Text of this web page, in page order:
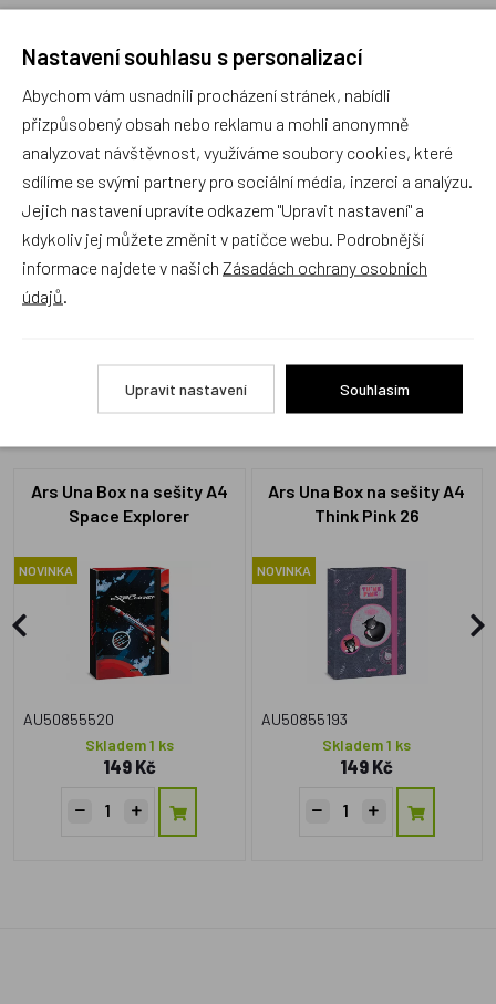
Recenze
Produkt zatím nemá žádné hodnocení,buďte první, kdo
produkt ohodnotí!
Přidat hodnocení
Alternativní zboží
Ars Una Box na sešity A4
Space Explorer
NOVINKA
AU50855520
Skladem 1 ks
149 Kč
Ars Una Box na sešity A4
Think Pink 26
NOVINKA
AU50855193
Skladem 1 ks
149 Kč
Nastavení souhlasu s personalizací
Abychom vám usnadnili procházení stránek, nabídli
přizpůsobený obsah nebo reklamu a mohli anonymně
analyzovat návštěvnost, využíváme soubory cookies, které
sdílíme se svými partnery pro sociální média, inzerci a analýzu.
Jejich nastavení upravíte odkazem "Upravit nastavení" a
kdykoliv jej můžete změnit v patičce webu. Podrobnější
informace najdete v našich Zásadách ochrany osobních
údajů
Upravit nastavení Souhlasím